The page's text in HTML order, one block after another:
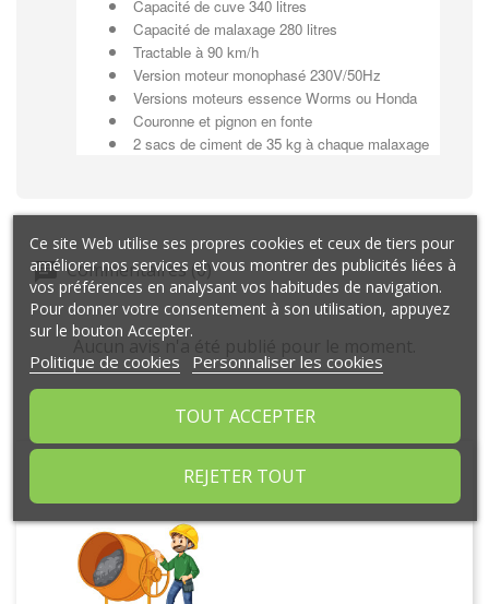
Capacité de cuve 340 litres
Capacité de malaxage 280 litres
Tractable à 90 km/h
Version moteur monophasé 230V/50Hz
Versions moteurs essence Worms ou Honda
Couronne et pignon en fonte
2 sacs de ciment de 35 kg à chaque malaxage
Commentaires (0)
Aucun avis n'a été publié pour le moment.
ARTICLES LIÉS
Ce site Web utilise ses propres cookies et ceux de tiers pour
améliorer nos services et vous montrer des publicités liées à
vos préférences en analysant vos habitudes de navigation.
Pour donner votre consentement à son utilisation, appuyez
sur le bouton Accepter.
Politique de cookies Personnaliser les cookies
REJETER TOUT
TOUT ACCEPTER